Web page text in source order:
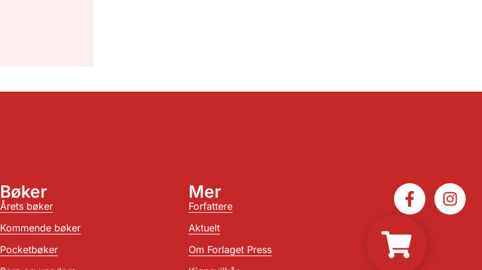
Bøker
Årets bøker
Kommende bøker
Pocketbøker
Mer
Forfattere
Aktuelt
Om Forlaget Press